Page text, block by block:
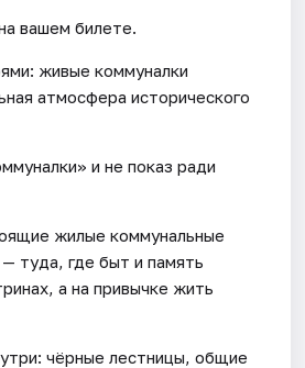
вашем билете.
живые коммуналки
атмосфера исторического
и не показ ради
жилые коммунальные
туда, где быт и память
а на привычке жить
чёрные лестницы, общие